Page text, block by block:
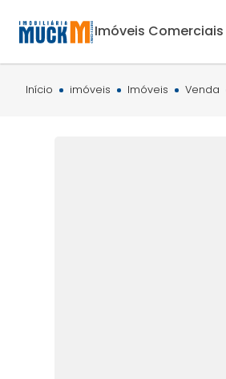
Imóveis Comerciais
Início imóveis Imóveis Venda